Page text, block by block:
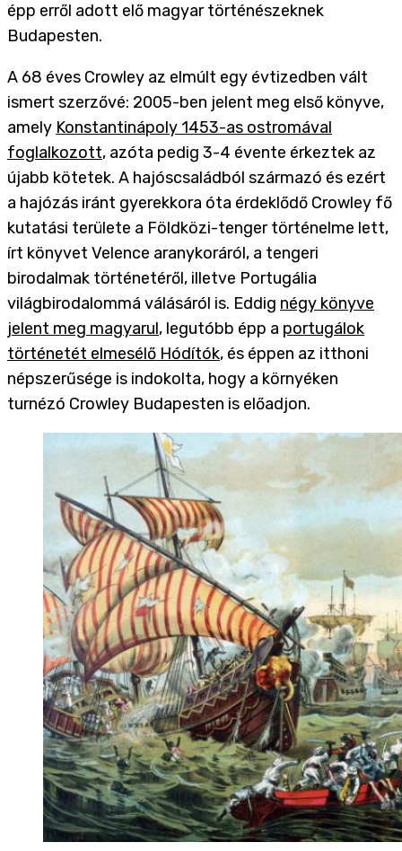
épp erről adott elő magyar történészeknek
Budapesten.
A 68 éves Crowley az elmúlt egy évtizedben vált
ismert szerzővé: 2005-ben jelent meg első könyve,
amely Konstantinápoly 1453-as ostromával
foglalkozott, azóta pedig 3-4 évente érkeztek az
újabb kötetek. A hajóscsaládból származó és ezért
a hajózás iránt gyerekkora óta érdeklődő Crowley fő
kutatási területe a Földközi-tenger történelme lett,
írt könyvet Velence aranykoráról, a tengeri
birodalmak történetéről, illetve Portugália
világbirodalommá válásáról is. Eddig négy könyve
jelent meg magyarul, legutóbb épp a portugálok
történetét elmesélő Hódítók, és éppen az itthoni
népszerűsége is indokolta, hogy a környéken
turnézó Crowley Budapesten is előadjon.